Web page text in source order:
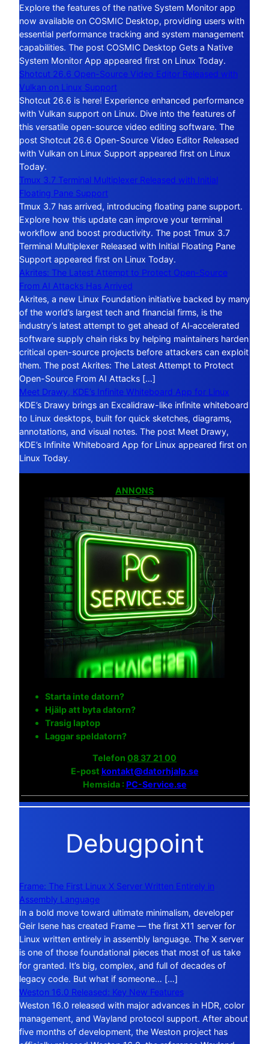
Explore the features of the native System Monitor app
now available on COSMIC Desktop, providing users with
essential performance tracking and system management
capabilities. The post COSMIC Desktop Gets a Native
System Monitor App appeared first on Linux Today.
Shotcut 26.6 Open-Source Video Editor Released with
Vulkan on Linux Support
Shotcut 26.6 is here! Experience enhanced performance
with Vulkan support on Linux. Dive into the features of
this versatile open-source video editing software. The
post Shotcut 26.6 Open-Source Video Editor Released
with Vulkan on Linux Support appeared first on Linux
Today.
Tmux 3.7 Terminal Multiplexer Released with Initial
Floating Pane Support
Tmux 3.7 has arrived, introducing floating pane support.
Explore how this update can improve your terminal
workflow and boost productivity. The post Tmux 3.7
Terminal Multiplexer Released with Initial Floating Pane
Support appeared first on Linux Today.
Akrites: The Latest Attempt to Protect Open-Source
From AI Attacks Has Arrived
Akrites, a new Linux Foundation initiative backed by many
of the world’s largest tech and financial firms, is the
industry’s latest attempt to get ahead of AI‑accelerated
software supply chain risks by helping maintainers harden
critical open-source projects before attackers can exploit
them. The post Akrites: The Latest Attempt to Protect
Open-Source From AI Attacks […]
Meet Drawy, KDE’s Infinite Whiteboard App for Linux
KDE’s Drawy brings an Excalidraw-like infinite whiteboard
to Linux desktops, built for quick sketches, diagrams,
annotations, and visual notes. The post Meet Drawy,
KDE’s Infinite Whiteboard App for Linux appeared first on
Linux Today.
ANNONS
Starta inte datorn?
Hjälp att byta datorn?
Trasig laptop
Laggar speldatorn?
Telefon 08 37 21 00
E-post kontakt@datorhjalp.se
Hemsida :PC-Service.se
Debugpoint
Frame: The First Linux X Server Written Entirely in
Assembly Language
In a bold move toward ultimate minimalism, developer
Geir Isene has created Frame — the first X11 server for
Linux written entirely in assembly language. The X server
is one of those foundational pieces that most of us take
for granted. It’s big, complex, and full of decades of
legacy code. But what if someone… […]
Weston 16.0 Released: Key New Features
Weston 16.0 released with major advances in HDR, color
management, and Wayland protocol support. After about
five months of development, the Weston project has